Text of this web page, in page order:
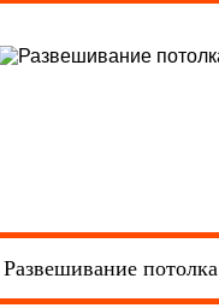
Развешивание потолка